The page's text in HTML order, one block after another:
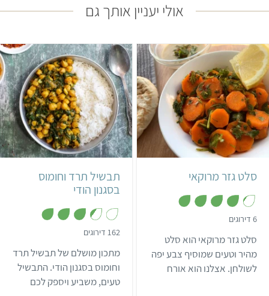
אולי יעניין אותך גם
קל 15 דקות
6 מנות קטנות מרוקאי
סלט גזר מרוקאי
6 דירוגים
מ
ת
ו
סלט גזר מרוקאי הוא סלט
מהיר וטעים שמוסיף צבע יפה
לשולחן. אצלנו הוא אורח
בינוני
12 שעות ו-45 דקות
4 מנות
תבשיל תרד וחומוס
בסגנון הודי
162 דירוגים
4
מ
ת
ו
מתכון מושלם של תבשיל תרד
וחומוס בסגנון הודי. התבשיל
טעים, משביע ויספק לכם